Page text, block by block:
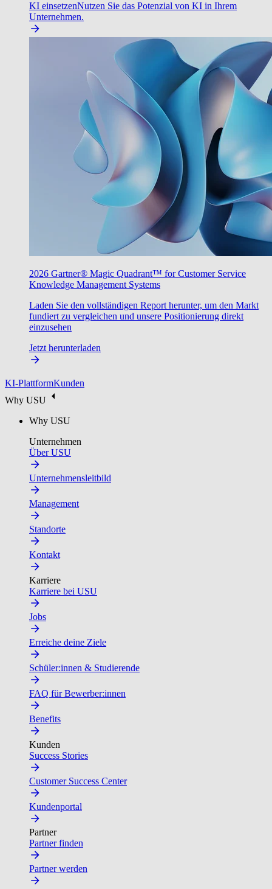
KI einsetzenNutzen Sie das Potenzial von KI in Ihrem
Unternehmen.
2026 Gartner® Magic Quadrant™ for Customer Service
Knowledge Management Systems
Laden Sie den vollständigen Report herunter, um den Markt
fundiert zu vergleichen und unsere Positionierung direkt
einzusehen
Jetzt herunterladen
KI-PlattformKunden
Why USU
Why USU
Unternehmen
Über USU
Unternehmensleitbild
Management
Standorte
Kontakt
Karriere
Karriere bei USU
Jobs
Erreiche deine Ziele
Schüler:innen & Studierende
FAQ für Bewerber:innen
Benefits
Kunden
Success Stories
Customer Success Center
Kundenportal
Partner
Partner finden
Partner werden